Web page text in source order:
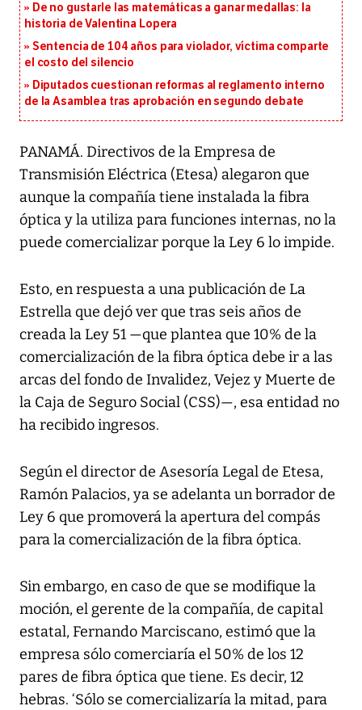
De no gustarle las matemáticas a ganar medallas: la
historia de Valentina Lopera
Sentencia de 104 años para violador, víctima comparte
el costo del silencio
Diputados cuestionan reformas al reglamento interno
de la Asamblea tras aprobación en segundo debate
PANAMÁ. Directivos de la Empresa de
Transmisión Eléctrica (Etesa) alegaron que
aunque la compañía tiene instalada la fibra
óptica y la utiliza para funciones internas, no la
puede comercializar porque la Ley 6 lo impide.
Esto, en respuesta a una publicación de La
Estrella que dejó ver que tras seis años de
creada la Ley 51 —que plantea que 10% de la
comercialización de la fibra óptica debe ir a las
arcas del fondo de Invalidez, Vejez y Muerte de
la Caja de Seguro Social (CSS)—, esa entidad no
ha recibido ingresos.
Según el director de Asesoría Legal de Etesa,
Ramón Palacios, ya se adelanta un borrador de
Ley 6 que promoverá la apertura del compás
para la comercialización de la fibra óptica.
Sin embargo, en caso de que se modifique la
moción, el gerente de la compañía, de capital
estatal, Fernando Marciscano, estimó que la
empresa sólo comerciaría el 50% de los 12
pares de fibra óptica que tiene. Es decir, 12
hebras. ‘Sólo se comercializaría la mitad, para